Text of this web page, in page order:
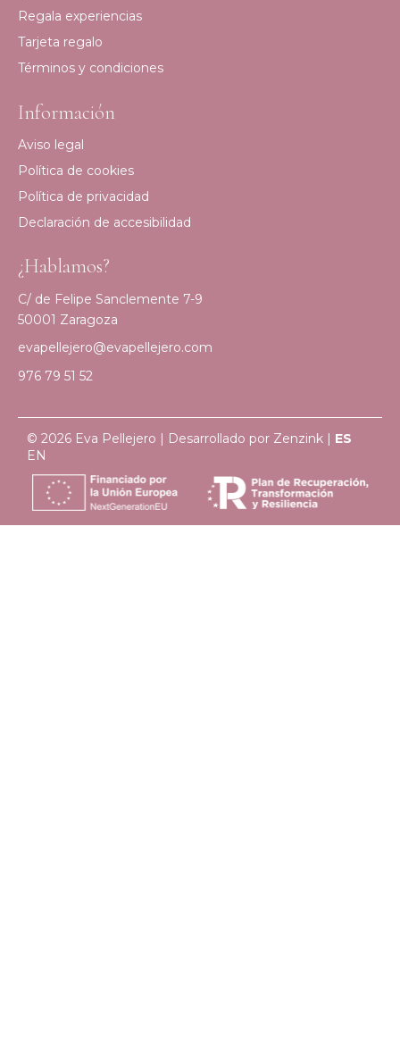
Regala experiencias
Tarjeta regalo
Términos y condiciones
Información
Aviso legal
Política de cookies
Política de privacidad
Declaración de accesibilidad
¿Hablamos?
C/ de Felipe Sanclemente 7-9
50001 Zaragoza
evapellejero@evapellejero.com
976 79 51 52
© 2026 Eva Pellejero | Desarrollado por Zenzink
ES
EN